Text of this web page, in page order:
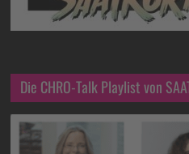
Die CHRO-Talk Playlist von